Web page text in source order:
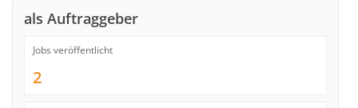
als Auftraggeber
Jobs veröffentlicht
2